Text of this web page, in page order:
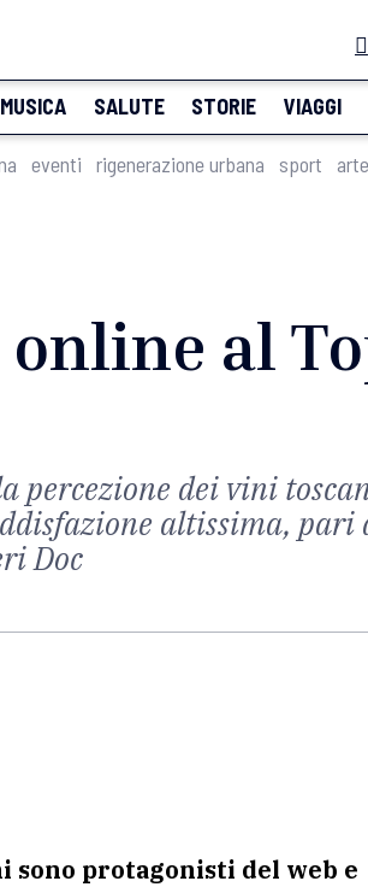
MUSICA SALUTE STORIE VIAGGI
eventi rigenerazione urbana sport arte
al
percezione dei vini
altissima, pari
Doc
sono protagonisti del web e